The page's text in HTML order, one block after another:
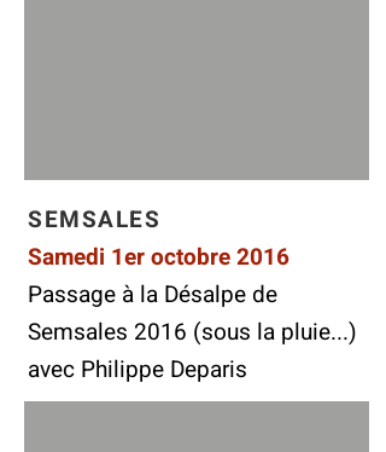
SEMSALES
Samedi 1er octobre 2016
Passage à la Désalpe de
Semsales 2016 (sous la pluie...)
avec Philippe Deparis